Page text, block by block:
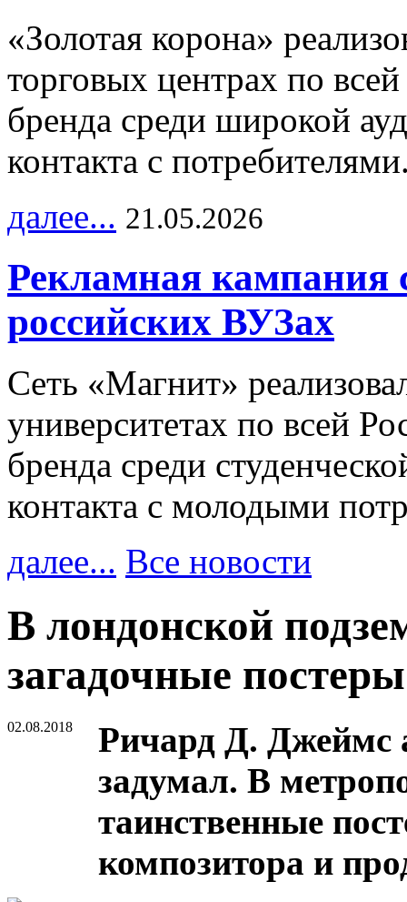
«Золотая корона»
торговых центрах по
бренда среди широкой
контакта с
далее... 21.05.2026
Рекламная кампания
российских ВУЗах
Сеть «Магнит»
университетах по всей
бренда среди
контакта с молодыми
далее... Все новости
В лондонской
загадочные постеры
02.08.2018
Ричард Д. Джеймс
задумал. В
таинственные
композитора и